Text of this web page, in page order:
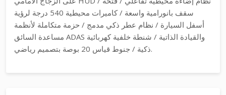
سقف بانورامية واسعة / كاميرات محيطية 540 درجة لرؤية
أسفل السيارة / نظام عطر ذكي مدمج / حزمة متكاملة لأنظمة
مساعدة السائق ADAS والقيادة الذاتية / شنطة خلفية كهربائية
ذكية / جنوط قياس 20 بوصة بتصميم رياضي.